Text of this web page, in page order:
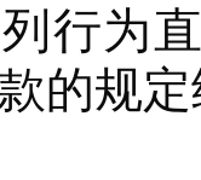
行为
的规